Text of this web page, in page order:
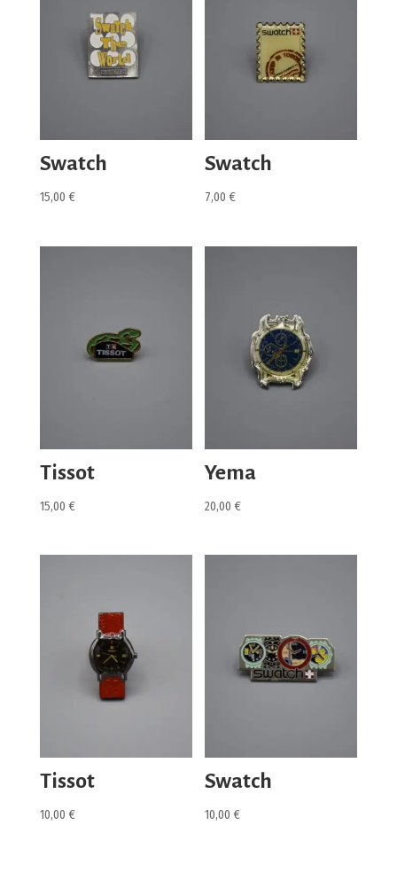
Swatch
15,00 €
Swatch
7,00€
Tissot
15,00 €
Yema
20,00€
Tissot
10,00 €
Swatch
10,00€